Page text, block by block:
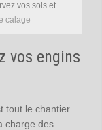
vos sols et
calage
vos engins
tout le chantier
charge des